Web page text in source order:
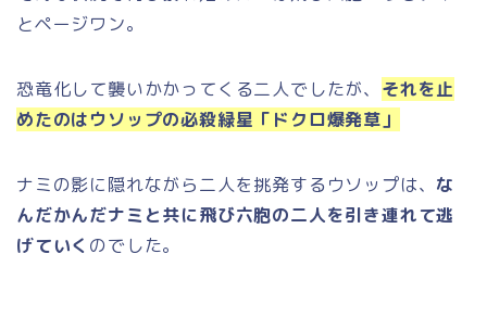
とページワン。
恐竜化して襲いかかってくる二人でしたが、 それを止
めたのはウソップの必殺緑星「ドクロ爆発草」
ナミの影に隠れながら二人を挑発するウソップは、 な
んだかんだナミと共に飛び六胞の二人を引き連れて逃
げていく のでした。